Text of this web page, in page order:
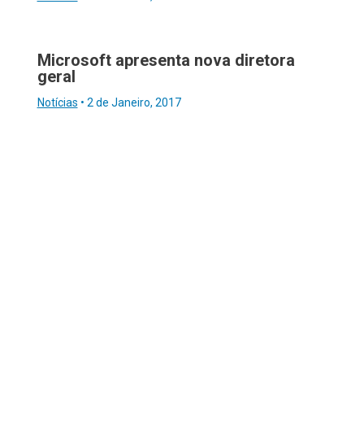
Microsoft apresenta nova diretora
geral
Notícias • 2 de Janeiro, 2017